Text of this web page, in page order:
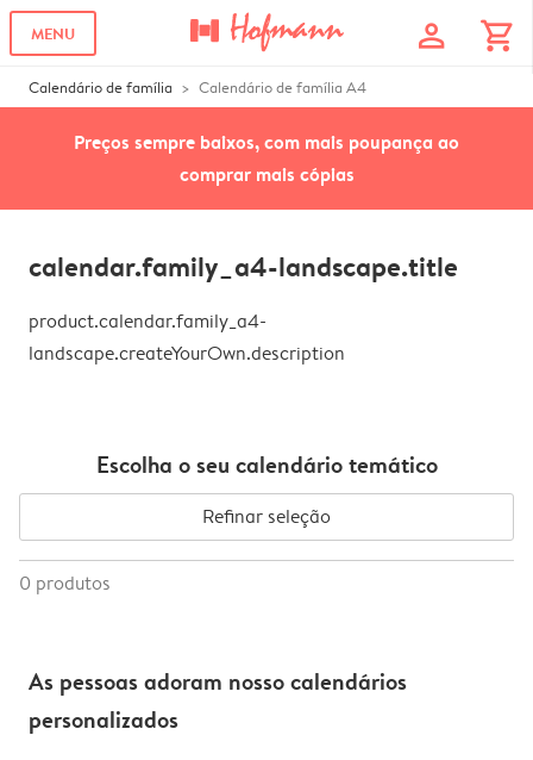
MENU profile shopping_cart
Calendário de família Calendário de família A4
Preços sempre baixos, com mais poupança ao
comprar mais cópias
calendar.family_a4-landscape.title
product.calendar.family_a4-
landscape.createYourOwn.description
Escolha o seu calendário temático
Refinar seleção
0 produtos
As pessoas adoram nosso calendários
personalizados